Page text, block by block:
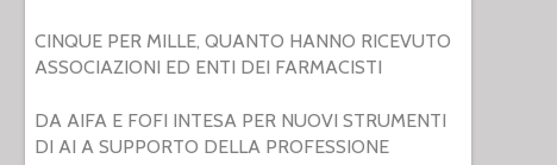
CINQUE PER MILLE, QUANTO HANNO RICEVUTO
ASSOCIAZIONI ED ENTI DEI FARMACISTI
DA AIFA E FOFI INTESA PER NUOVI STRUMENTI
DI AI A SUPPORTO DELLA PROFESSIONE